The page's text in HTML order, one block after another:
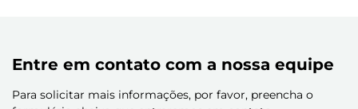
Entre em contato com a nossa equipe
Para solicitar mais informações, por favor, preencha o